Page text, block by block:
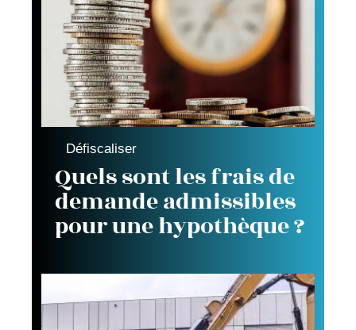
Défiscaliser
Quels sont les frais de
demande admissibles
pour une hypothèque ?